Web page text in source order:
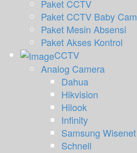
Paket CCTV
Paket CCTV Baby Cam
Paket Mesin Absensi
Paket Akses Kontrol
CCTV
Analog Camera
Dahua
Hikvision
Hilook
Infinity
Samsung Wisenet
Schnell